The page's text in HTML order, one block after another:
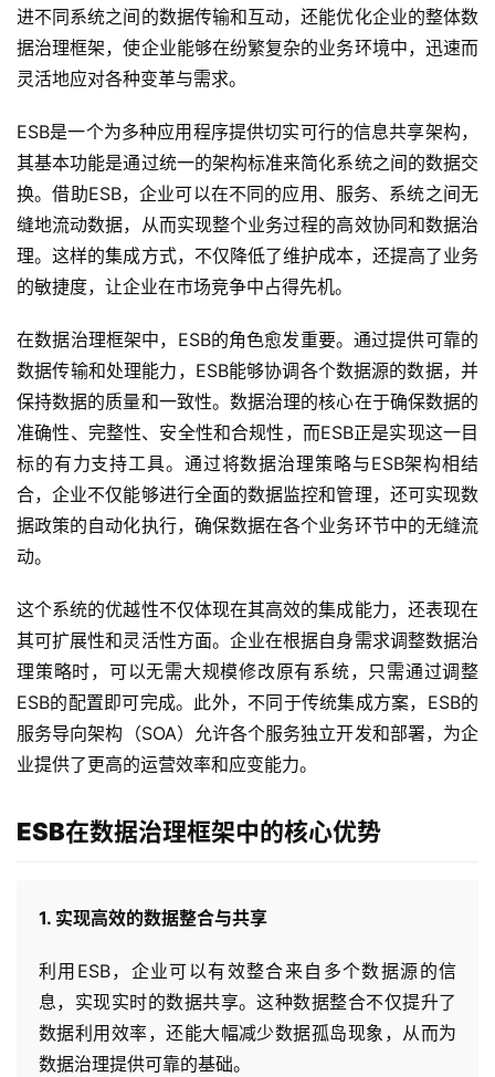
进不同系统之间的数据传输和互动，还能优化企业的整体数
据治理框架，使企业能够在纷繁复杂的业务环境中，迅速而
灵活地应对各种变革与需求。
ESB是一个为多种应用程序提供切实可行的信息共享架构，
其基本功能是通过统一的架构标准来简化系统之间的数据交
换。借助ESB，企业可以在不同的应用、服务、系统之间无
缝地流动数据，从而实现整个业务过程的高效协同和数据治
理。这样的集成方式，不仅降低了维护成本，还提高了业务
的敏捷度，让企业在市场竞争中占得先机。
在数据治理框架中，ESB的角色愈发重要。通过提供可靠的
数据传输和处理能力，ESB能够协调各个数据源的数据，并
保持数据的质量和一致性。数据治理的核心在于确保数据的
准确性、完整性、安全性和合规性，而ESB正是实现这一目
标的有力支持工具。通过将数据治理策略与ESB架构相结
合，企业不仅能够进行全面的数据监控和管理，还可实现数
据政策的自动化执行，确保数据在各个业务环节中的无缝流
动。
这个系统的优越性不仅体现在其高效的集成能力，还表现在
其可扩展性和灵活性方面。企业在根据自身需求调整数据治
理策略时，可以无需大规模修改原有系统，只需通过调整
ESB的配置即可完成。此外，不同于传统集成方案，ESB的
服务导向架构（SOA）允许各个服务独立开发和部署，为企
业提供了更高的运营效率和应变能力。
ESB在数据治理框架中的核心优势
1. 实现高效的数据整合与共享
利用ESB，企业可以有效整合来自多个数据源的信
息，实现实时的数据共享。这种数据整合不仅提升了
数据利用效率，还能大幅减少数据孤岛现象，从而为
数据治理提供可靠的基础。